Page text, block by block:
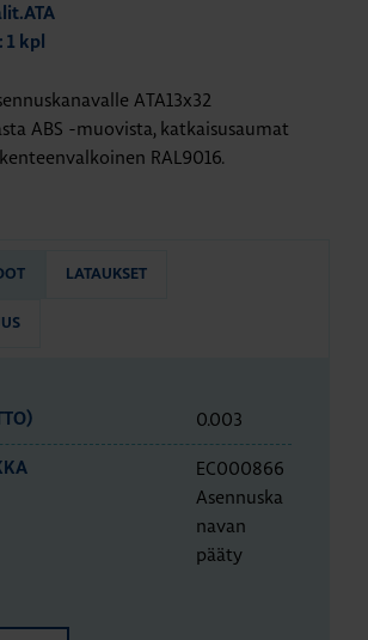
kpl
ATA13x32
ABS -muovista, katkaisusaumat
RAL9016.
LATAUKSET
0.003
EC000866
Asennuska
navan
pääty